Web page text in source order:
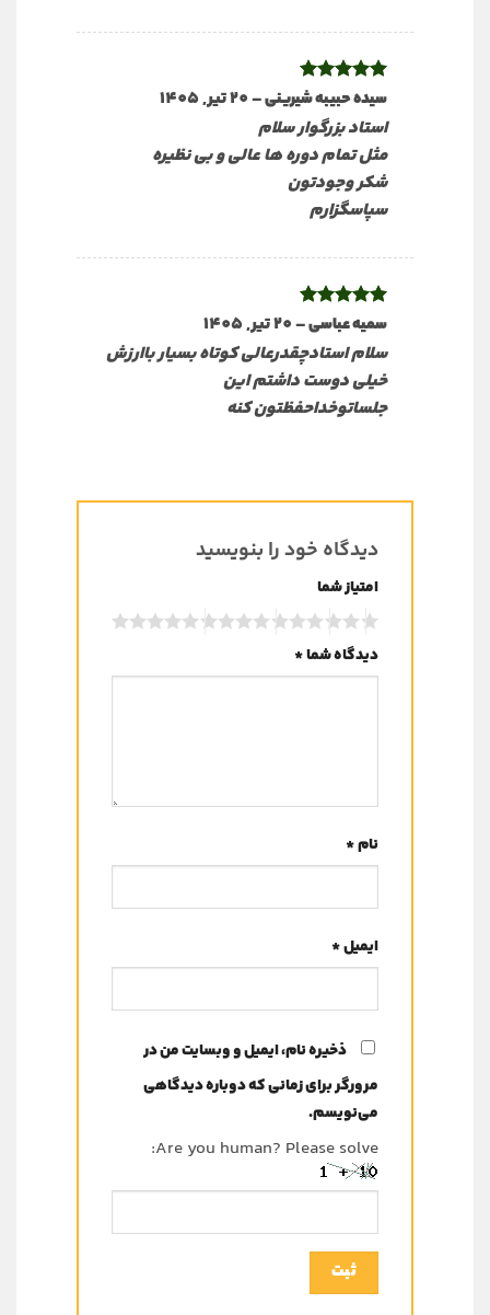
نمره5از
سیده حبیبه شیرینی–20 تیر, 1405
استاد بزرگوار سلام
مثل تمام دوره ها عالی و بی نظیره
شکر وجودتون
سپاسگزارم
نمره5از
سمیه عباسی–20 تیر, 1405
سلام استادچقدرعالی کوتاه بسیار باارزش
خیلی دوست داشتم این
جلساتوخداحفظتون کنه
دیدگاه خود را بنویسید
امتیاز شما
دیدگاه شما*
نام*
ایمیل*
ذخیره نام، ایمیل و وبسایت من در
مرورگر برای زمانی که دوباره دیدگاهی
می‌نویسم.
Are you human? Please solve: